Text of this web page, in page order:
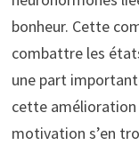
bonheur. Cette
combattre les
une part
cette amélioration
motivation s’en